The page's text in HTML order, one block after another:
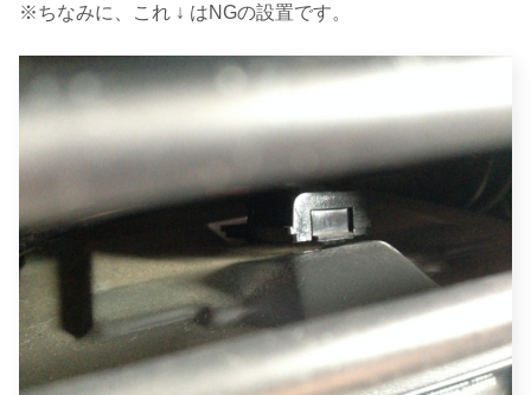
※ちなみに、これ ↓ はNGの設置です。